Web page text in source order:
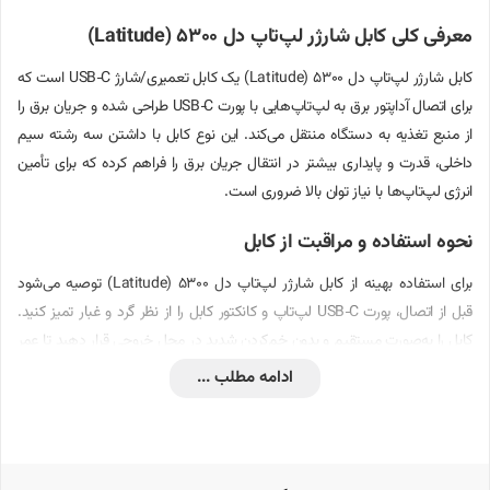
معرفی کلی کابل شارژر لپ‌تاپ دل 5300 (Latitude)
کابل شارژر لپ‌تاپ دل 5300 (Latitude) یک کابل تعمیری/شارژ USB‑C است که
برای اتصال آداپتور برق به لپ‌تاپ‌هایی با پورت USB‑C طراحی شده و جریان برق را
از منبع تغذیه به دستگاه منتقل می‌کند. این نوع کابل با داشتن سه رشته سیم
داخلی، قدرت و پایداری بیشتر در انتقال جریان برق را فراهم کرده که برای تأمین
انرژی لپ‌تاپ‌ها با نیاز توان بالا ضروری است.
نحوه استفاده و مراقبت از کابل
برای استفاده بهینه از کابل شارژر لپ‌تاپ دل 5300 (Latitude) توصیه می‌شود
قبل از اتصال، پورت USB‑C لپ‌تاپ و کانکتور کابل را از نظر گرد و غبار تمیز کنید.
کابل را به‌صورت مستقیم و بدون خم‌کردن شدید در محل خروجی قرار دهید تا عمر
مفید آن افزایش یابد. از کشیدن ناگهانی کابل هنگام جدا کردن آن خودداری کنید تا
ادامه مطلب ...